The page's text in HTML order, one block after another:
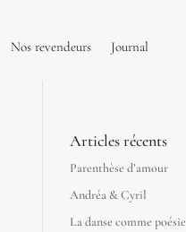
Nos revendeurs Journal
Articles récents
Parenthèse d’amour
Andréa & Cyril
La danse comme poésie